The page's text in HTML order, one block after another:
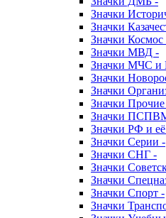
Значки
Значки
Значки Космос
Значки МВД -
Значки МЧС и
Значки
Значки
Значки
Значки
Значки РФ и
Значки Серии -
Значки СНГ -
Значки
Значки
Значки Спорт -
Значки